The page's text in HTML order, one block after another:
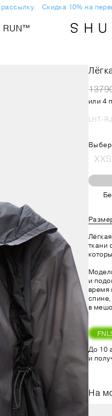
Скидка 10% на первый
RUN™
или 4
LHT-
XXS
ткани
и
время
спине,
в
До 10
и
На